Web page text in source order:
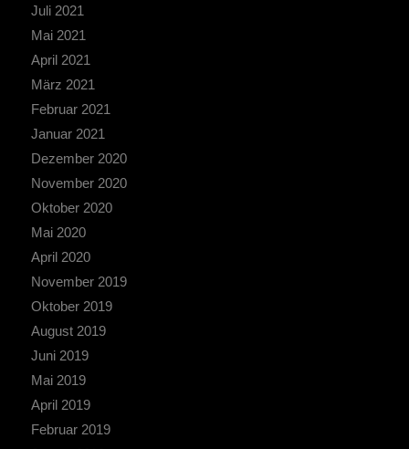
Juli 2021
Mai 2021
April 2021
März 2021
Februar 2021
Januar 2021
Dezember 2020
November 2020
Oktober 2020
Mai 2020
April 2020
November 2019
Oktober 2019
August 2019
Juni 2019
Mai 2019
April 2019
Februar 2019